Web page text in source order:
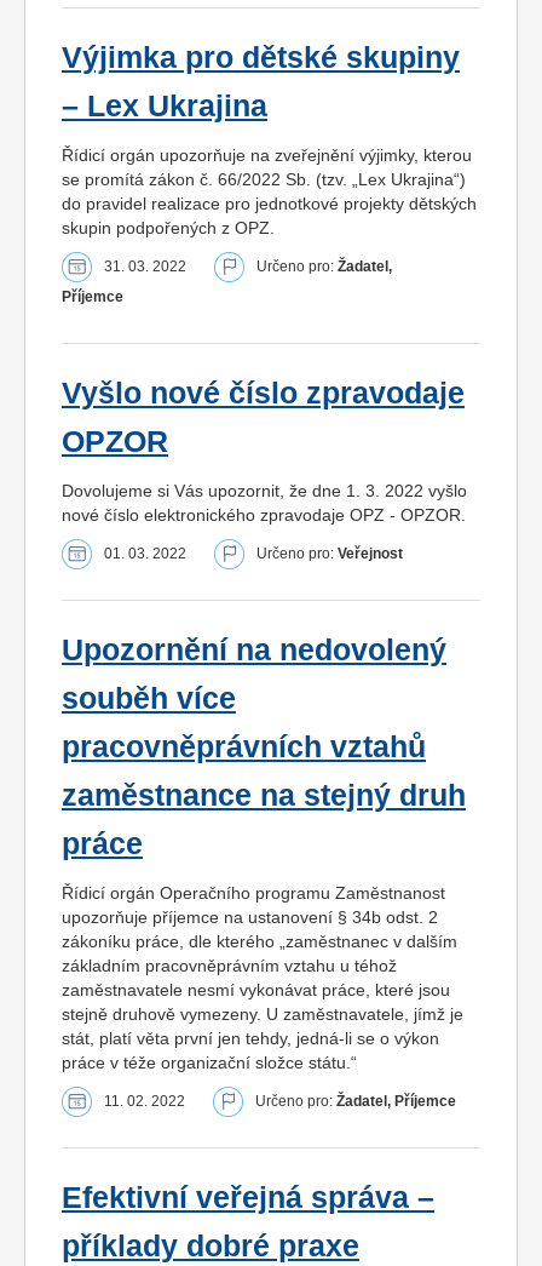
Výjimka pro dětské skupiny
– Lex Ukrajina
Řídicí orgán upozorňuje na zveřejnění výjimky, kterou
se promítá zákon č. 66/2022 Sb. (tzv. „Lex Ukrajina“)
do pravidel realizace pro jednotkové projekty dětských
skupin podpořených z OPZ.
31. 03. 2022 Určeno pro: Žadatel,
Příjemce
Vyšlo nové číslo zpravodaje
OPZOR
Dovolujeme si Vás upozornit, že dne 1. 3. 2022 vyšlo
nové číslo elektronického zpravodaje OPZ - OPZOR.
01. 03. 2022 Určeno pro: Veřejnost
Upozornění na nedovolený
souběh více
pracovněprávních vztahů
zaměstnance na stejný druh
práce
Řídicí orgán Operačního programu Zaměstnanost
upozorňuje příjemce na ustanovení § 34b odst. 2
zákoníku práce, dle kterého „zaměstnanec v dalším
základním pracovněprávním vztahu u téhož
zaměstnavatele nesmí vykonávat práce, které jsou
stejně druhově vymezeny. U zaměstnavatele, jímž je
stát, platí věta první jen tehdy, jedná-li se o výkon
práce v téže organizační složce státu.“
11. 02. 2022 Určeno pro: Žadatel, Příjemce
Efektivní veřejná správa –
příklady dobré praxe